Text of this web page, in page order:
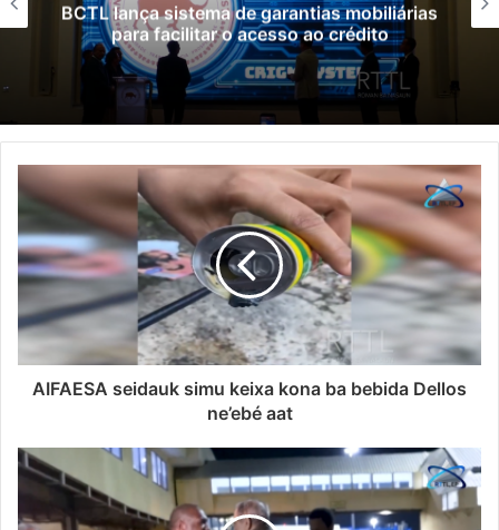
BCTL lança sistema de garantias mobiliárias
para facilitar o acesso ao crédito
AIFAESA seidauk simu keixa kona ba bebida Dellos
ne’ebé aat